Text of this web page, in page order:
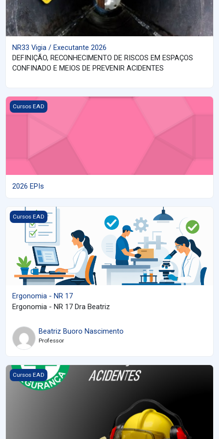
NR33 Vigia / Executante 2026
DEFINIÇÃO, RECONHECIMENTO DE RISCOS EM ESPAÇOS
CONFINADO E MEIOS DE PREVENIR ACIDENTES
Imagem do curso 2026 EPIs
Cursos EAD
2026 EPIs
Imagem do curso Ergonomia - NR 17
Cursos EAD
Ergonomia - NR 17
Ergonomia - NR 17 Dra Beatriz
Beatriz Buoro Nascimento
Professor
Imagem do curso CURSO DE CIPA TATE & LYLE 2026
Cursos EAD